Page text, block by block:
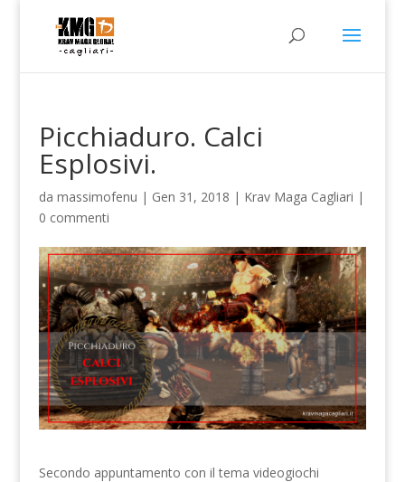
Picchiaduro. Calci
Esplosivi.
da massimofenu | Gen 31, 2018 | Krav Maga Cagliari |
0 commenti
Secondo appuntamento con il tema videogiochi